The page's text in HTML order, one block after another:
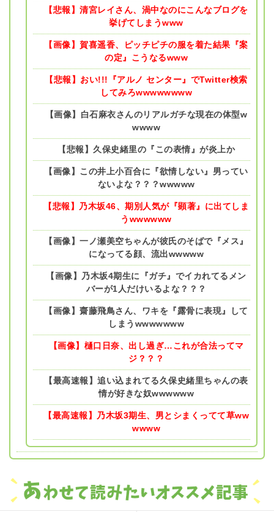
【悲報】清宮レイさん、渦中なのにこんなブログを
挙げてしまうwww
【画像】賀喜遥香、ピッチピチの服を着た結果『案
の定』こうなるwww
【悲報】おい!!!『アルノ センター』でTwitter検索
してみろwwwwwwww
【画像】白石麻衣さんのリアルガチな現在の体型w
wwww
【悲報】久保史緒里の『この表情』が炎上か
【画像】この井上小百合に『欲情しない』男ってい
ないよな？？？wwwww
【悲報】乃木坂46、期別人気が『顕著』に出てしま
うwwwwww
【画像】一ノ瀬美空ちゃんが彼氏のそばで『メス』
になってる顔、流出wwwww
【画像】乃木坂4期生に『ガチ』でイカれてるメン
バーが1人だけいるよな？？？
【画像】齋藤飛鳥さん、ワキを『露骨に表現』して
しまうwwwwwww
【画像】樋口日奈、出し過ぎ…これが合法ってマ
ジ？？？
【最高速報】追い込まれてる久保史緒里ちゃんの表
情が好きな奴wwwwww
【最高速報】乃木坂3期生、男とシまくってて草ww
wwww